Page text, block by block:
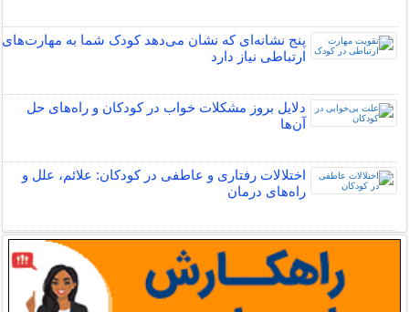
پنج نشانه‌ای که نشان می‌دهد کودک شما به مهارت‌های
ارتباطی نیاز دارد
دلایل بروز مشکلات خواب در کودکان و راه‌های حل
آن‌ها
اختلالات رفتاری و عاطفی در کودکان: علائم، علل و
راه‌های درمان